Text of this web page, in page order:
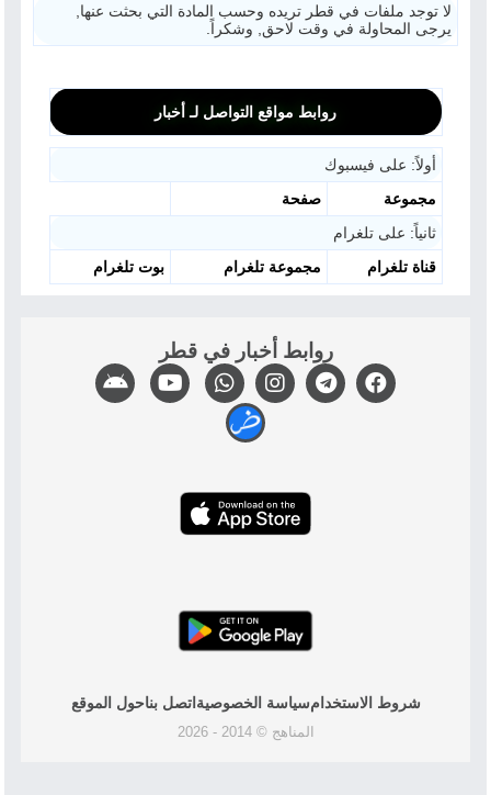
لا توجد ملفات في قطر تريده وحسب المادة التي بحثت عنها,
يرجى المحاولة في وقت لاحق, وشكراً.
روابط مواقع التواصل لـ أخبار
أولاً: على فيسبوك
مجموعة
صفحة
ثانياً: على تلغرام
قناة تلغرام
مجموعة تلغرام بوت تلغرام
روابط أخبار في قطر
شروط الاستخدامسياسة الخصوصية اتصل بناحول الموقع
المناهج © 2014 - 2026